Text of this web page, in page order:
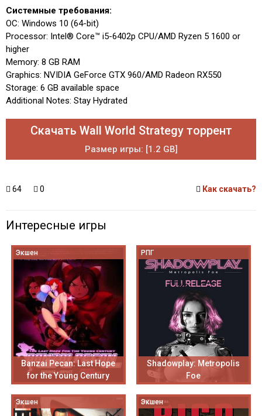
Системные требования:
ОС: Windows 10 (64-bit)
Processor: Intel® Core™ i5-6402p CPU/AMD Ryzen 5 1600 or
higher
Memory: 8 GB RAM
Graphics: NVIDIA GeForce GTX 960/AMD Radeon RX550
Storage: 6 GB available space
Additional Notes: Stay Hydrated
Скачать Wall World Strategy торрент
Размер игры: [1.2 GB]
64 0 Как скачать?
Интересные игры
Экшен
Banzai Pecan: Last Hope
for the Young Century
РПГ
Shadowplay: Metropolis
Foe
Экшен Экшен